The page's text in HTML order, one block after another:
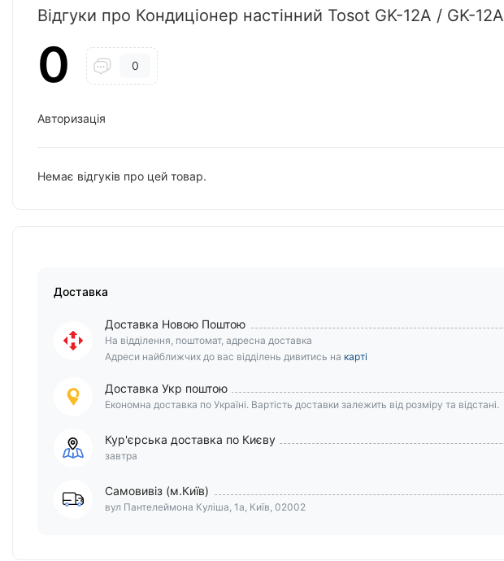
Відгуки про Кондиціонер настінний Tosot GK-12A / GK-12A
0 0
Авторизація
Немає відгуків про цей товар.
Доставка
Доставка Новою Поштою
На відділення, поштомат, адресна доставка
Адреси найближчих до вас відділень дивитись на карті
Доставка Укр поштою
Економна доставка по Україні. Вартість доставки залежить від розміру та відстані.
Кур'єрська доставка по Києву
завтра
Самовивіз (м.Київ)
вул Пантелеймона Куліша, 1а, Київ, 02002